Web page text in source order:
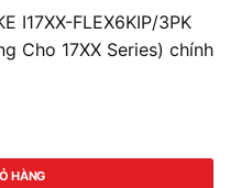
I17XX-FLEX6KIP/3PK
Cho 17XX Series) chính
FLEX6KIP/3PK (3 Cái
HÀNG